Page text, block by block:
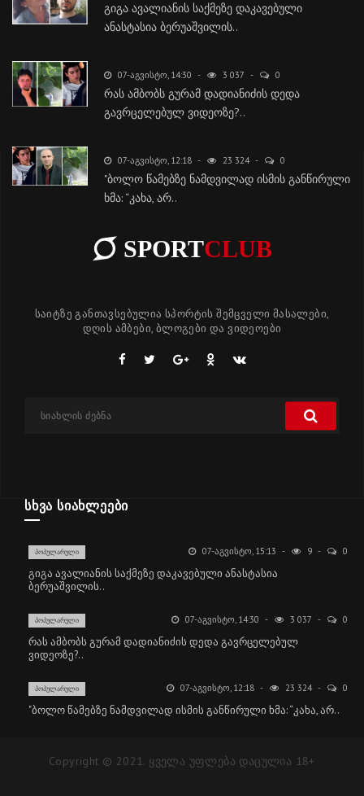
გიგა ავალიანის საქმეზე დაკავებული
ანასტასია ბერუაშვილის..
07-ᲐᲒᲕᲘᲡᲢᲝ, 14:30 3 037 0
რას ამბობს გურამ დადიანიძის დედა
გავრცელებულ ვიდეოზე?..
07-ᲐᲒᲕᲘᲡᲢᲝ, 12:18 23 324 0
"ბოლო წამებზე ნამდვილად ისმის განწირული
ხმა: “კახა, არ..
SPORTCLUB
საიტზე განთავსებულია სპორტის შემცველი მასალები,
დღის ამბები, ბლოგები და ვიდეოები
ᲡᲮᲕᲐ ᲡᲘᲐᲮᲚᲔᲔᲑᲘ
ᲞᲝᲞᲣᲚᲐᲠᲣᲚᲘ 07-ᲐᲒᲕᲘᲡᲢᲝ, 15:13 9 0
გიგა ავალიანის საქმეზე დაკავებული ანასტასია
ბერუაშვილის..
ᲞᲝᲞᲣᲚᲐᲠᲣᲚᲘ 07-ᲐᲒᲕᲘᲡᲢᲝ, 14:30 3 037 0
რას ამბობს გურამ დადიანიძის დედა გავრცელებულ
ვიდეოზე?..
ᲞᲝᲞᲣᲚᲐᲠᲣᲚᲘ 07-ᲐᲒᲕᲘᲡᲢᲝ, 12:18 23 324 0
"ბოლო წამებზე ნამდვილად ისმის განწირული ხმა: “კახა, არ..
Copyright © 2021. ყველა უფლება დაცულია 18+